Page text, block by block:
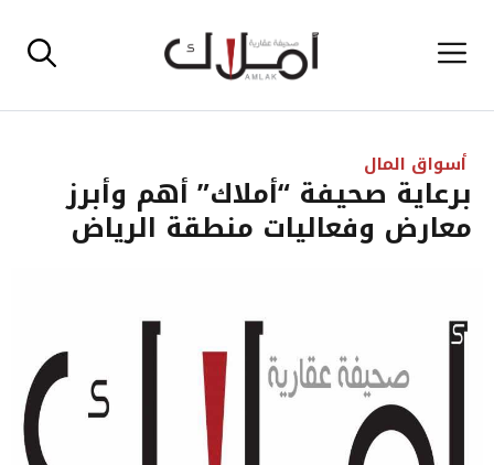
إلى القائمة
أسواق المال
برعاية صحيفة “أملاك” أهم وأبرز
معارض وفعاليات منطقة الرياض